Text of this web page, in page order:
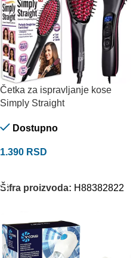
Četka za ispravljanje kose
Simply Straight
Dostupno
1.390 RSD
Šifra proizvoda: H88382822